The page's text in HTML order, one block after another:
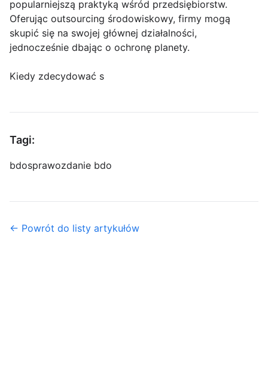
popularniejszą praktyką wśród przedsiębiorstw.
Oferując outsourcing środowiskowy, firmy mogą
skupić się na swojej głównej działalności,
jednocześnie dbając o ochronę planety.
Kiedy zdecydować s
Tagi:
bdosprawozdanie bdo
← Powrót do listy artykułów